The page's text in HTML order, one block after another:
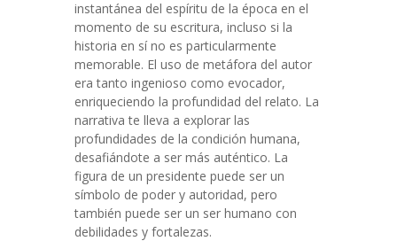
instantánea del espíritu de la época en el
momento de su escritura, incluso si la
historia en sí no es particularmente
memorable. El uso de metáfora del autor
era tanto ingenioso como evocador,
enriqueciendo la profundidad del relato. La
narrativa te lleva a explorar las
profundidades de la condición humana,
desafiándote a ser más auténtico. La
figura de un presidente puede ser un
símbolo de poder y autoridad, pero
también puede ser un ser humano con
debilidades y fortalezas.